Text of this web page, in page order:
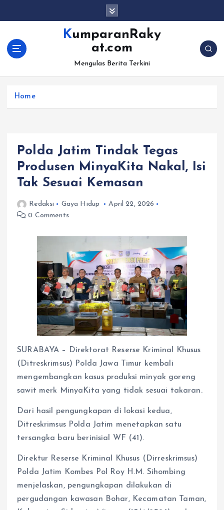
KumparanRaky
at.com
Mengulas Berita Terkini
Home
Polda Jatim Tindak Tegas
Produsen MinyaKita Nakal, Isi
Tak Sesuai Kemasan
Redaksi Gaya Hidup
April 22, 2026
0 Comments
SURABAYA – Direktorat Reserse Kriminal Khusus
(Ditreskrimsus) Polda Jawa Timur kembali
mengembangkan kasus produksi minyak goreng
sawit merk MinyaKita yang tidak sesuai takaran.
Dari hasil pengungkapan di lokasi kedua,
Ditreskrimsus Polda Jatim menetapkan satu
tersangka baru berinisial WF (41).
Direktur Reserse Kriminal Khusus (Dirreskrimsus)
Polda Jatim Kombes Pol Roy H.M. Sihombing
menjelaskan, pengungkapan dilakukan di
pergudangan kawasan Bohar, Kecamatan Taman,